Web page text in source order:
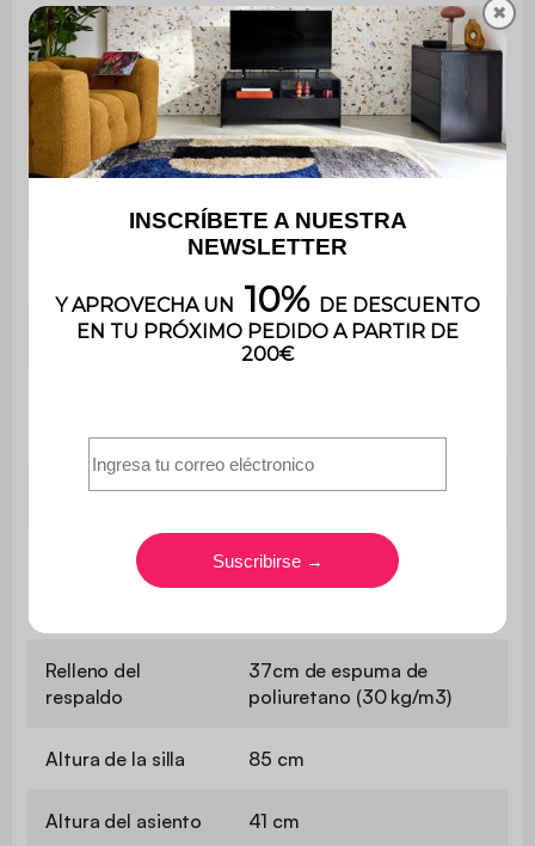
Contiene madera No
Material Borreguito
Material estructura Espuma
Funda de respaldo Poliéster
Revestimiento del asiento Poliéster
Revestimiento PU
Densidad de la
espuma del
39 cm de espuma de
poliuretano (30 kg/m3)
Relleno del
respaldo
37cm de espuma de
poliuretano (30 kg/m3)
Altura de la silla 85 cm
Altura del asiento 41 cm
✖